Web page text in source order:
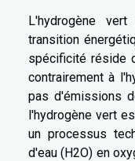
L'hydrogène
transition
spécificité réside
contrairement à
pas d'émissions
l'hydrogène vert
un processus
d'eau (H2O) en